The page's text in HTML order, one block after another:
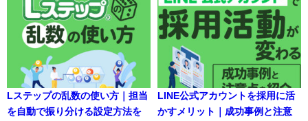
Lステップの乱数の使い方｜担当
を自動で振り分ける設定方法を
LINE公式アカウントを採用に活
かすメリット｜成功事例と注意